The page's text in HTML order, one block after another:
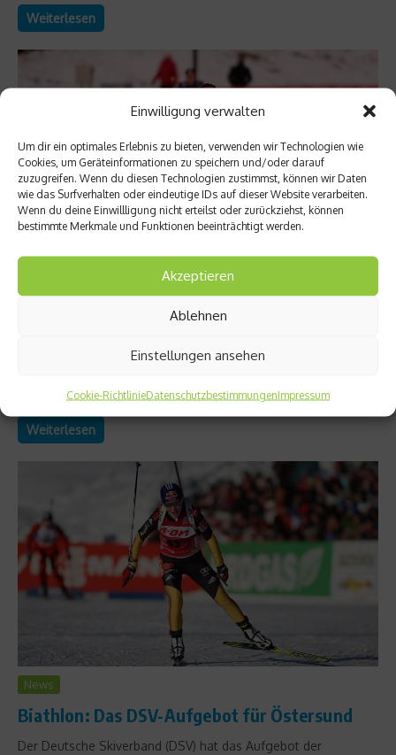
Einwilligung verwalten
Um dir ein optimales Erlebnis zu bieten, verwenden wir Technologien wie
Cookies, um Geräteinformationen zu speichern und/oder darauf
zuzugreifen. Wenn du diesen Technologien zustimmst, können wir Daten
wie das Surfverhalten oder eindeutige IDs auf dieser Website verarbeiten.
Wenn du deine Einwillligung nicht erteilst oder zurückziehst, können
bestimmte Merkmale und Funktionen beeinträchtigt werden.
Akzeptieren
Ablehnen
Einstellungen ansehen
Cookie-RichtlinieDatenschutzbestimmungenImpressum
Weiterlesen
Weltcup Nordische Kombination: DSV
Aufgebot für Chaux-Neuve
Am kommenden Wochenende steht für die nordischen
Und diese deutschen Athleten kämpfen um Weltcuppunkte....
Weiterlesen
News
Biathlon: Das DSV-Aufgebot für Östersund
Der Deutsche Skiverband (DSV) hat das Aufgebot der